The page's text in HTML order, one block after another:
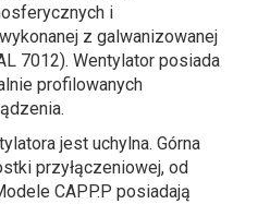
i
z galwanizowanej
7012). Wentylator posiada
profilowanych
jest uchylna. Górna
przyłączeniowej, od
CAPP.P posiadają